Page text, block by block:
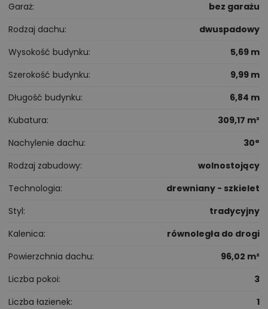
Garaż
bez garażu
Rodzaj dachu
dwuspadowy
Wysokość budynku
5,69 m
Szerokość budynku
9,99 m
Długość budynku
6,84 m
Kubatura
309,17 m³
Nachylenie dachu
30°
Rodzaj zabudowy
wolnostojący
Technologia
drewniany - szkielet
Styl
tradycyjny
Kalenica
równoległa do drogi
Powierzchnia dachu
96,02 m²
Liczba pokoi
3
Liczba łazienek
1